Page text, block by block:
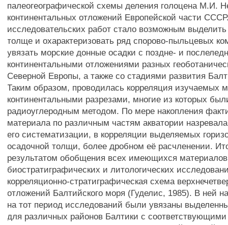
палеогеографической схемы деления голоцена М.И.
континентальных отложений Европейской части
исследовательских работ стало возможным
толще и охарактеризовать ряд спорово-пыльцевых
увязать морские донные осадки с поздне- и
континентальными отложениями разных
Северной Европы, а также со стадиями развития
Таким образом, проводилась корреляция изучаемых
континентальными разрезами, многие из которых
радиоуглеродным методом. По мере накопления
материала по различным частям акватории
его систематизации, в корреляции выделяемых
осадочной толщи, более дробном её расчленении.
результатом обобщения всех имеющихся материалов
биостратиграфических и литологических
корреляционно-стратиграфическая схема
отложений Балтийского моря (Гуделис, 1985). В ней
на тот период исследований были увязаны
для различных районов Балтики с